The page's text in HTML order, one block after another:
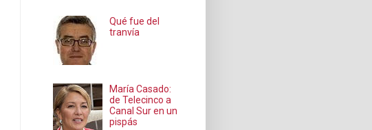
Qué fue del
tranvía
María Casado:
de Telecinco a
Canal Sur en un
pispás